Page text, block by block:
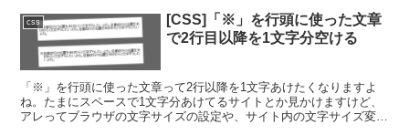
css
[CSS]「※」を行頭に使った文章
で2行目以降を1文字分空ける
「※」を行頭に使った文章って2行以降を1文字あけたくなりますよ
ね。たまにスペースで1文字分あけてるサイトとか見かけますけど、
アレってブラウザの文字サイズの設定や、サイト内の文字サイズ変更